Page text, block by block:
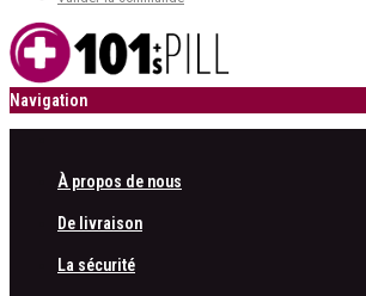
Navigation
À propos de nous
De livraison
La sécurité